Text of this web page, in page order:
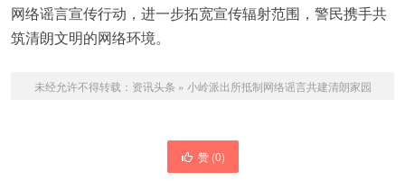
网络谣言宣传行动，进一步拓宽宣传辐射范围，警民携手共
筑清朗文明的网络环境。
未经允许不得转载： 资讯头条 » 小岭派出所抵制网络谣言共建清朗家园
赞 (0)